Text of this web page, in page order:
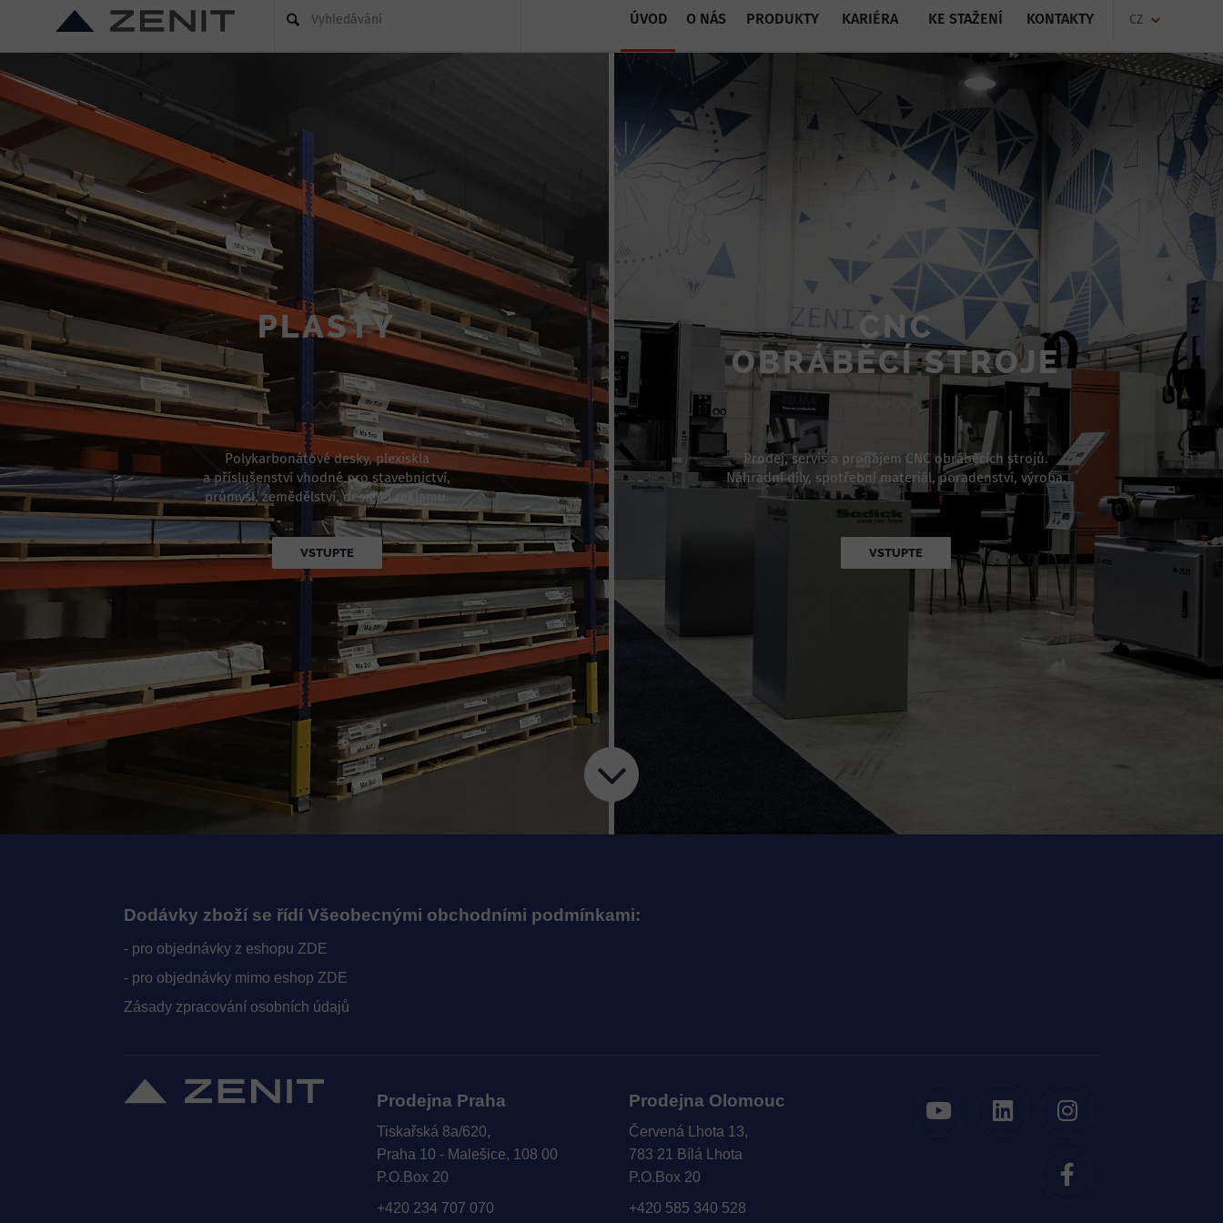
ÚVOD O NÁS PRODUKTY KARIÉRA KE STAŽENÍ KONTAKTY CZ
Vyhledávání
PLASTY
Polykarbonátové desky, plexiskla
a příslušenství vhodné pro stavebnictví,
průmysl, zemědělství, design i reklamu.
VSTUPTE
CNC
OBRÁBĚCÍ STROJE
Prodej, servis a pronájem CNC obráběcích strojů.
Náhradní díly, spotřební materiál, poradenství, výroba.
VSTUPTE
Dodávky zboží se řídí Všeobecnými obchodními podmínkami:
- pro objednávky z eshopu ZDE
- pro objednávky mimo eshop ZDE
Zásady zpracování osobních údajů
Prodejna Praha
Tiskařská 8a/620,
Praha 10 - Malešice, 108 00
P.O.Box 20
+420 234 707 070
Prodejna Olomouc
Červená Lhota 13,
783 21 Bílá Lhota
P.O.Box 20
+420 585 340 528